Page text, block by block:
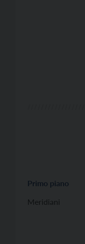
Primo piano
Meridiani